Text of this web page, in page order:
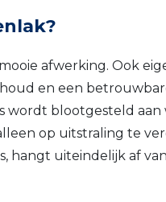
afwerking. Ook
en een
blootgesteld aan
op uitstraling te
hangt uiteindelijk af